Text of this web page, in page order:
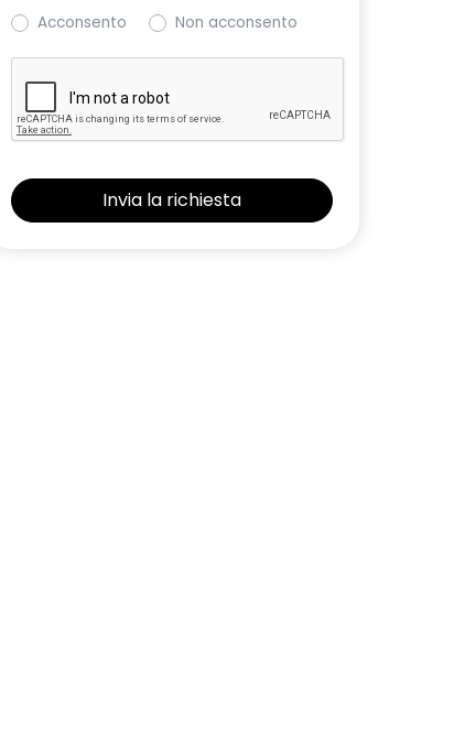
Acconsento
Non acconsento